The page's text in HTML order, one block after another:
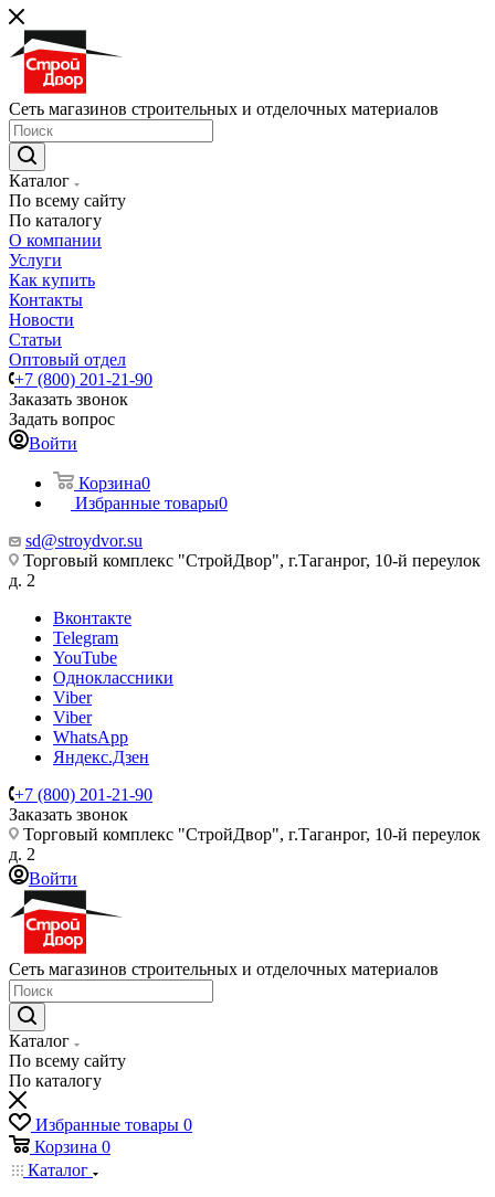
Сеть магазинов строительных и отделочных материалов
Каталог
По всему сайту
По каталогу
О компании
Услуги
Как купить
Контакты
Новости
Статьи
Оптовый отдел
+7 (800) 201-21-90
Заказать звонок
Задать вопрос
Войти
Корзина0
Избранные товары0
sd@stroydvor.su
Торговый комплекс "СтройДвор", г.Таганрог, 10-й переулок
д. 2
Вконтакте
Telegram
YouTube
Одноклассники
Viber
Viber
WhatsApp
Яндекс.Дзен
+7 (800) 201-21-90
Заказать звонок
Торговый комплекс "СтройДвор", г.Таганрог, 10-й переулок
д. 2
Войти
Сеть магазинов строительных и отделочных материалов
Каталог
По всему сайту
По каталогу
Избранные товары 0
Корзина 0
Каталог